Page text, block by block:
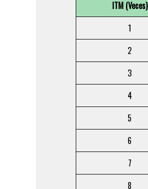
ITM (Veces)
1
2
3
4
5
6
7
8